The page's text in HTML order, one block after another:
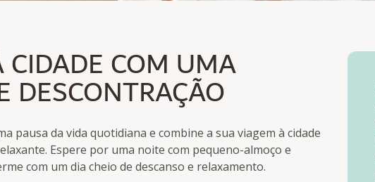
incluído
Therme
COM UMA
DESCONTRAÇÃO
pausa da vida quotidiana e combine a sua viagem à cidade
Espere por uma noite com pequeno-almoço e
com um dia cheio de descanso e relaxamento.